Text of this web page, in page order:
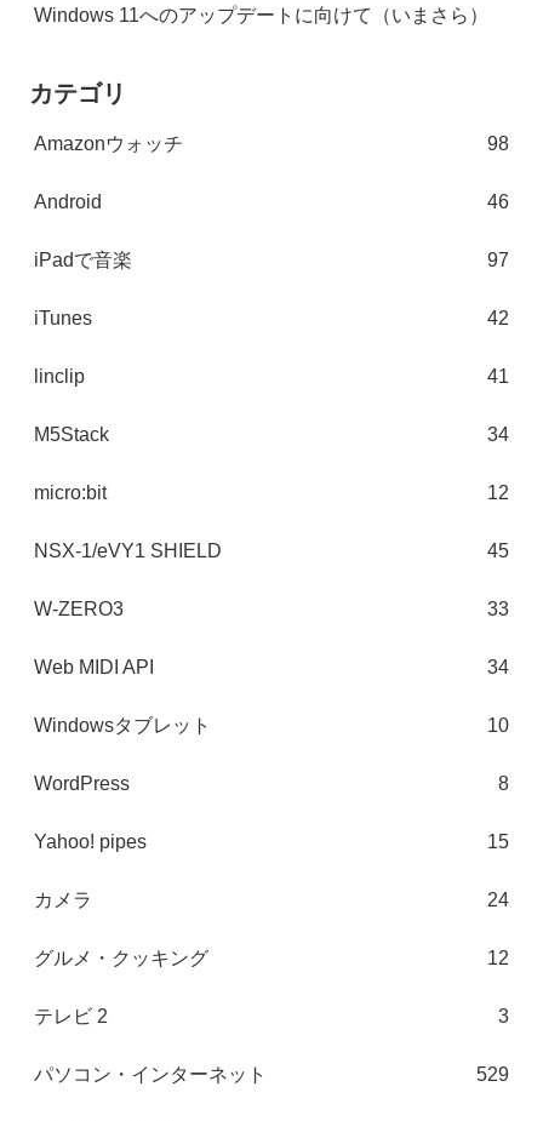
Windows 11へのアップデートに向けて（いまさら）
カテゴリ
Amazonウォッチ 98
Android 46
iPadで音楽 97
iTunes 42
linclip 41
M5Stack 34
micro:bit 12
NSX-1/eVY1 SHIELD 45
W-ZERO3 33
Web MIDI API 34
Windowsタブレット 10
WordPress 8
Yahoo! pipes 15
カメラ 24
グルメ・クッキング 12
テレビ 2 3
パソコン・インターネット 529